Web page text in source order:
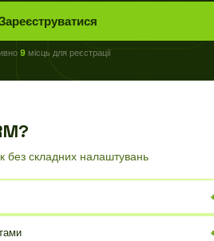
9 місць для реєстрації
без складних налаштувань